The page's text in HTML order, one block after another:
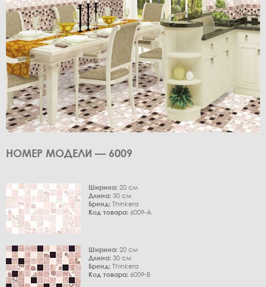
НОМЕР МОДЕЛИ — 6009
Ширина: 20 см
Длина: 30 см
Бренд: Thinkera
Код товара: 6009-A
Ширина: 20 см
Длина: 30 см
Бренд: Thinkera
Код товара: 6009-B